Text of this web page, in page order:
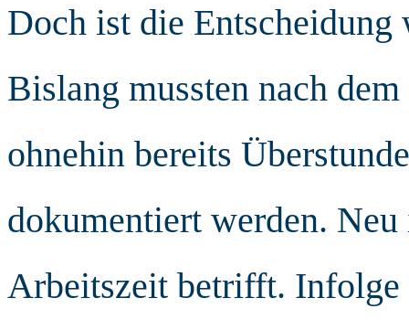
Doch ist die
Bislang mussten nach
ohnehin bereits
dokumentiert werden. Neu
Arbeitszeit betrifft. Infolge